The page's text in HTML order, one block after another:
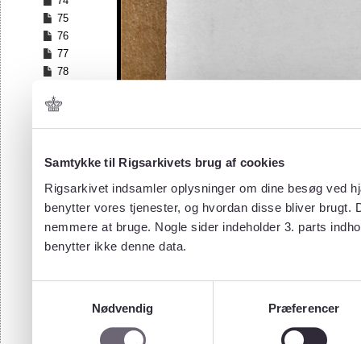
Samtykke til Rigsarkivets brug af cookies
Rigsarkivet indsamler oplysninger om dine besøg ved
benytter vores tjenester, og hvordan disse bliver
nemmere at bruge. Nogle sider indeholder 3. parts
benytter ikke denne data.
Nødvendig
Præferencer
75
76
77
78
80
83
85
86
87
88
90